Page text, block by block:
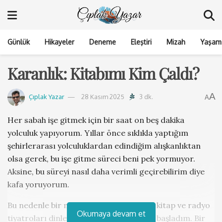
Günlük Hikayeler Deneme Eleştiri Mizah
Karanlık: Kitabımı Kim Çaldı?
Çıplak Yazar 28 Kasım 2025 3 dk. AA
Her sabah işe gitmek için bir saat on beş dakika
yolculuk yapıyorum. Yıllar önce sıklıkla yaptığım
şehirlerarası yolculuklardan edindiğim alışkanlıktan
olsa gerek, bu işe gitme süreci beni pek yormuyor.
Aksine, bu süreyi nasıl daha verimli geçirebilirim diye
kafa yoruyorum.
Bu nedenle bir müddet bu zamanı, sesli kitap ve radyo
tiyatroları dinleyerek değerlendirmeye başladım. Bir
Okumaya devam et